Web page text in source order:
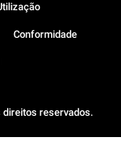
direitos reservados.
Conformidade